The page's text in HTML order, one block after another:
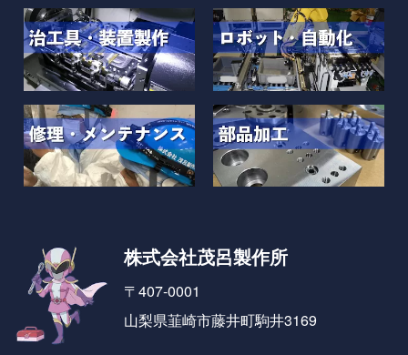
株式会社茂呂製作所
〒407-0001
山梨県韮崎市藤井町駒井3169